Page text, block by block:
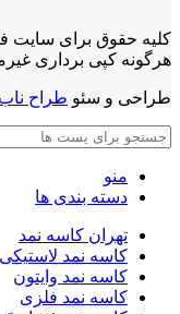
کلیه حقوق برای سایت
هرگونه کپی برداری
طراحی و سئو طراح ناب
منو
دسته بندی ها
تهران کاسه نمد
کاسه نمد لاستیکی
کاسه نمد وایتون
کاسه نمد فلزی